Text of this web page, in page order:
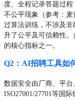
度、全程记录答题过
不公平现象（参考：麦
过算法训练，不涉及
升了公平及可信赖性
的核心指标之一。
Q2：AI招聘工具如
数据安全由厂商、平
ISO27001/27701等国